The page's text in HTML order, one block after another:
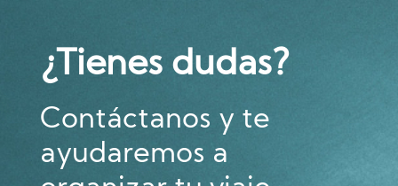
¿Tienes dudas?
Contáctanos y te
ayudaremos a